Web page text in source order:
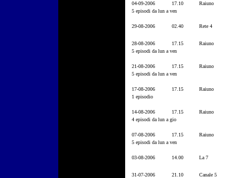
04-09-2006 17.10
Raiuno
5 episodi da lun a ven
29-08-2006 02.40 Rete 4
28-08-2006 17.15
Raiuno
5 episodi da lun a ven
21-08-2006 17.15
Raiuno
5 episodi da lun a ven
17-08-2006 17.15
Raiuno
1 episodio
14-08-2006 17.15
Raiuno
4 episodi da lun a gio
07-08-2006 17.15
Raiuno
5 episodi da lun a ven
03-08-2006 14.00 La 7
31-07-2006 21.10
Canale 5